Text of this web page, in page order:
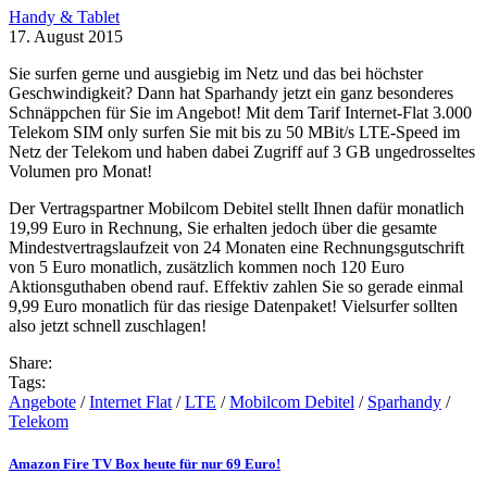
Handy & Tablet
17. August 2015
Sie surfen gerne und ausgiebig im Netz und das bei höchster
Geschwindigkeit? Dann hat Sparhandy jetzt ein ganz besonderes
Schnäppchen für Sie im Angebot! Mit dem Tarif Internet-Flat 3.000
Telekom SIM only surfen Sie mit bis zu 50 MBit/s LTE-Speed im
Netz der Telekom und haben dabei Zugriff auf 3 GB ungedrosseltes
Volumen pro Monat!
Der Vertragspartner Mobilcom Debitel stellt Ihnen dafür monatlich
19,99 Euro in Rechnung, Sie erhalten jedoch über die gesamte
Mindestvertragslaufzeit von 24 Monaten eine Rechnungsgutschrift
von 5 Euro monatlich, zusätzlich kommen noch 120 Euro
Aktionsguthaben obend rauf. Effektiv zahlen Sie so gerade einmal
9,99 Euro monatlich für das riesige Datenpaket! Vielsurfer sollten
also jetzt schnell zuschlagen!
Share:
Tags:
Angebote /Internet Flat /LTE /Mobilcom Debitel / Sparhandy /
Telekom
Amazon Fire TV Box heute für nur 69 Euro!